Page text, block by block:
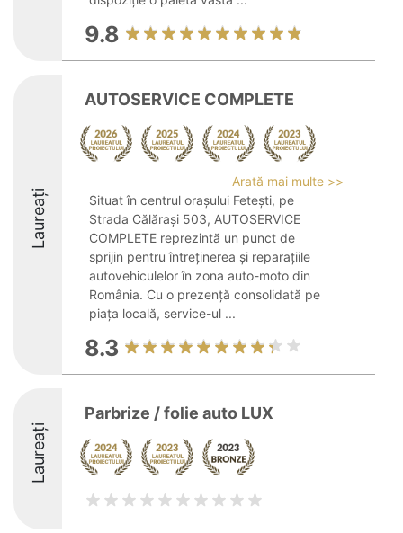
9.8
Laureați
AUTOSERVICE COMPLETE
Arată mai multe >>
Situat în centrul orașului Fetești, pe
Strada Călărași 503, AUTOSERVICE
COMPLETE reprezintă un punct de
sprijin pentru întreținerea și reparațiile
autovehiculelor în zona auto-moto din
România. Cu o prezență consolidată pe
piața locală, service-ul ...
8.3
Laureați
Parbrize / folie auto LUX